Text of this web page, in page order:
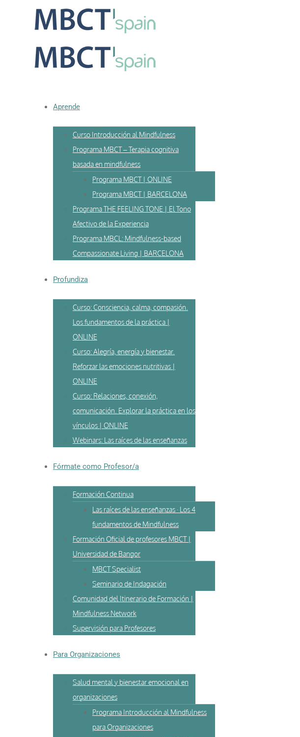
Aprende
Curso Introducción al Mindfulness
Programa MBCT – Terapia cognitiva
basada en mindfulness
Programa MBCT | ONLINE
Programa MBCT | BARCELONA
Programa THE FEELING TONE | El Tono
Afectivo de la Experiencia
Programa MBCL: Mindfulness-based
Compassionate Living | BARCELONA
Profundiza
Curso: Consciencia, calma, compasión.
Los fundamentos de la práctica |
ONLINE
Curso: Alegría, energía y bienestar.
Reforzar las emociones nutritivas |
ONLINE
Curso: Relaciones, conexión,
comunicación. Explorar la práctica en los
vínculos | ONLINE
Webinars: Las raíces de las enseñanzas
Fórmate como Profesor/a
Formación Continua
Las raíces de las enseñanzas · Los 4
fundamentos de Mindfulness
Formación Oficial de profesores MBCT |
Universidad de Bangor
MBCT Specialist
Seminario de Indagación
Comunidad del Itinerario de Formación |
Mindfulness Network
Supervisión para Profesores
Para Organizaciones
Salud mental y bienestar emocional en
organizaciones
Programa Introducción al Mindfulness
para Organizaciones